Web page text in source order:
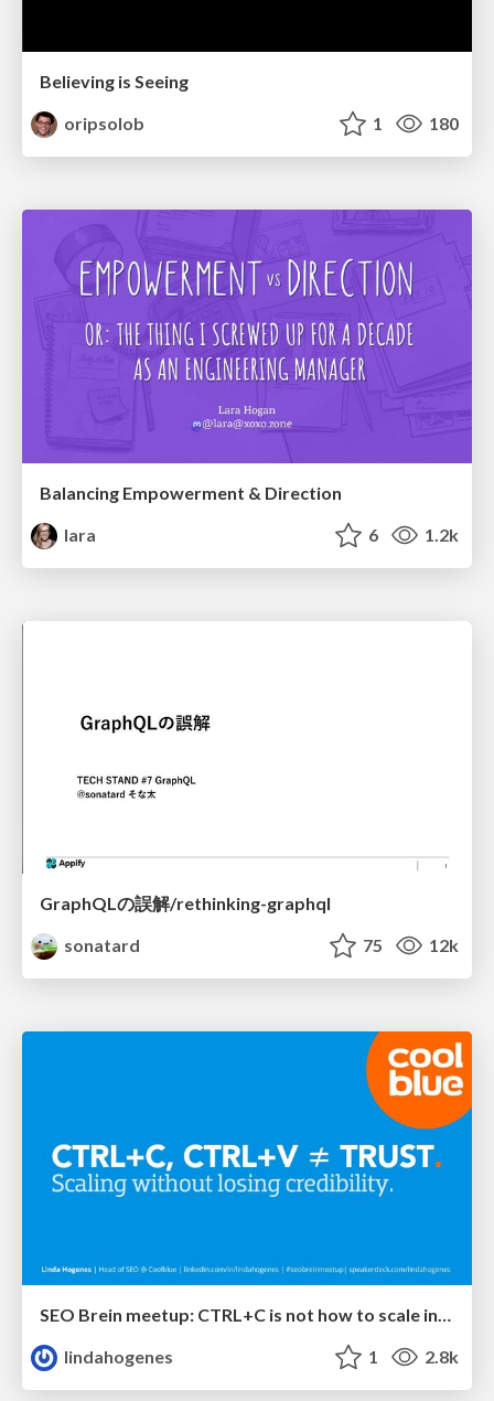
Believing is Seeing
oripsolob
1 180
Balancing Empowerment & Direction
lara
6 1.2k
GraphQLの誤解/rethinking-graphql
sonatard
75 12k
lindahogenes
1 2.8k